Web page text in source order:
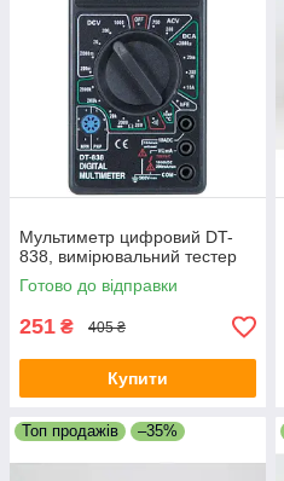
Мультиметр цифровий DT-
838, вимірювальний тестер
Готово до відправки
251 ₴ 405 ₴
Купити
Топ продажів –35%